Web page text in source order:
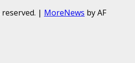
| MoreNews by AF